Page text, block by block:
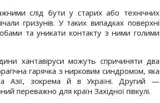
слід бути у старих або технічних
гризунів. У таких випадках поверхні
та уникати контакту з ними голими
хантавіруси можуть спричиняти два
гарячка з нирковим синдромом, яка
Азії, зокрема й в Україні. Другий —
переважно для країн Західної півкулі.